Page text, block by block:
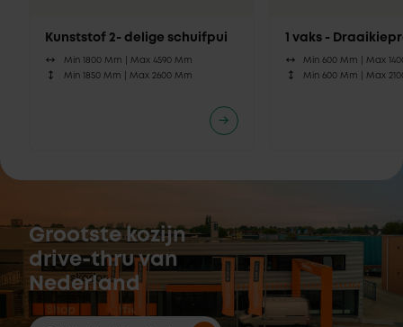
Kunststof 2- delige schuifpui
Min 1800 Mm | Max 4590 Mm
Min 1850 Mm | Max 2600 Mm
1 vaks -
Min 600 Mm |Max
Min 600 Mm |Max
Grootste kozijn
drive-thru van
Nederland